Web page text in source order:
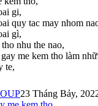
gi,
quy tac may nhom
gì,
nhu the nao,
me kem tho làm
te,
23 Tháng Bảy,